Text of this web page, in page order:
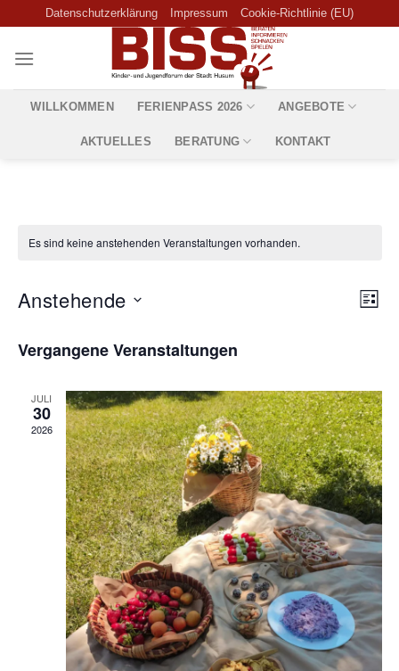
content
Datenschutzerklärung Impressum Cookie-Richtlinie (EU)
WILLKOMMEN FERIENPASS 2026 ANGEBOTE
AKTUELLES BERATUNG KONTAKT
Es sind keine anstehenden Veranstaltungen vorhanden.
Anstehende
wählen.
Vergangene Veranstaltungen
JULI
30
2026